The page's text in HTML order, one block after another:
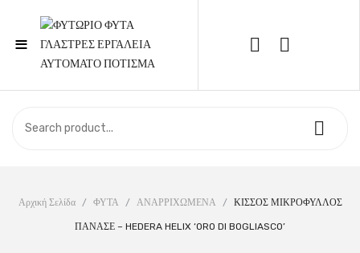
≡
Call Support: 210 6857844
ΣΧΕΤΙΚΆ ΜΕ ΕΜΆΣ
ΕΠΙΚΟΙΝΩΝΊΑ
Αρχική Σελίδα / ΦΥΤΑ / ΑΝΑΡΡΙΧΩΜΕΝΑ / ΚΙΣΣΟΣ ΜΙΚΡΟΦΥΛΛΟΣ
ΠΑΝΑΣΕ – HEDERA HELIX ‘ORO DI BOGLIASCO’